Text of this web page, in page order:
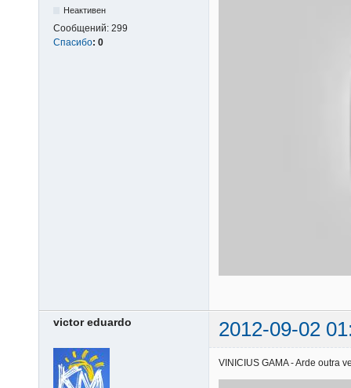
Неактивен
Сообщений: 299
Спасибо: 0
victor eduardo 2012-09-02
VINICIUS GAMA - Arde outra